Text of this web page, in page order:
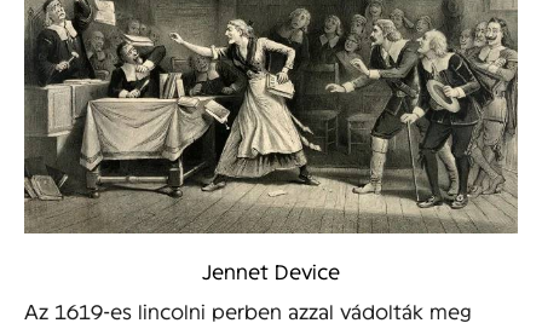
Jennet Device
Az 1619-es lincolni perben azzal vádolták meg